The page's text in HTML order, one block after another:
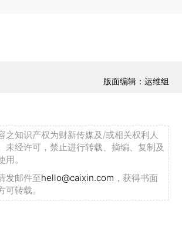
版面编辑：运维组
之知识产权为财新传媒及/或相关权利人
未经许可，禁止进行转载、摘编、复制及
。
发邮件至hello@caixin.com ，获得书面
转载。